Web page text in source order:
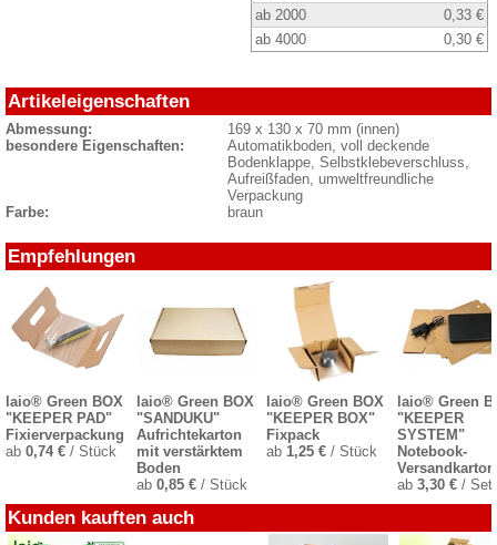
ab 2000
0,33 €
ab 4000
0,30 €
Artikeleigenschaften
Abmessung:
169 x 130 x 70 mm (innen)
besondere Eigenschaften:
Automatikboden, voll deckende
Bodenklappe, Selbstklebeverschluss,
Aufreißfaden, umweltfreundliche
Verpackung
Farbe:
braun
Empfehlungen
laio® Green BOX
"KEEPER PAD"
Fixierverpackung
ab 0,74 € / Stück
laio® Green BOX
"SANDUKU"
Aufrichtekarton
mit verstärktem
Boden
ab 0,85 €/ Stück
laio® Green BOX
"KEEPER BOX"
Fixpack
ab1,25 € / Stück
laio® Green
"KEEPER
SYSTEM"
Notebook-
Versandkarton
ab 3,30 €/ Set
Kunden kauften auch